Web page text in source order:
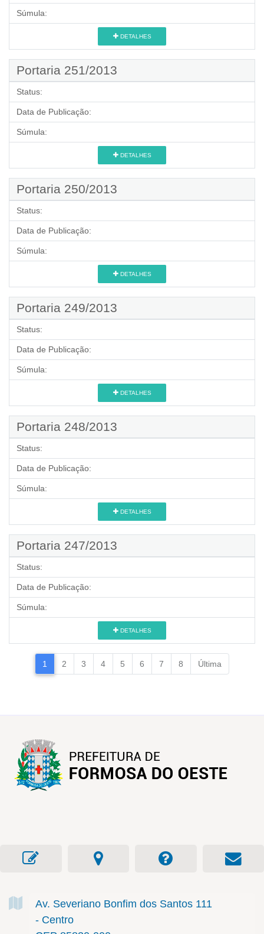
Súmula:
DETALHES
Portaria 251/2013
Status:
Data de Publicação:
Súmula:
DETALHES
Portaria 250/2013
Status:
Data de Publicação:
Súmula:
DETALHES
Portaria 249/2013
Status:
Data de Publicação:
Súmula:
DETALHES
Portaria 248/2013
Status:
Data de Publicação:
Súmula:
DETALHES
Portaria 247/2013
Status:
Data de Publicação:
Súmula:
DETALHES
1 2 3 4 5 6 7 8 Última
Av. Severiano Bonfim dos Santos 111
- Centro